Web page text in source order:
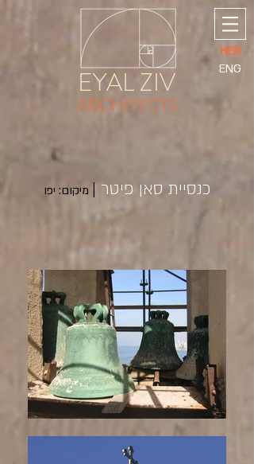
ENG
HEB
EYAL ZIV
ARCHITECTS
כנסיית סאן פיטר | מיקום: יפו